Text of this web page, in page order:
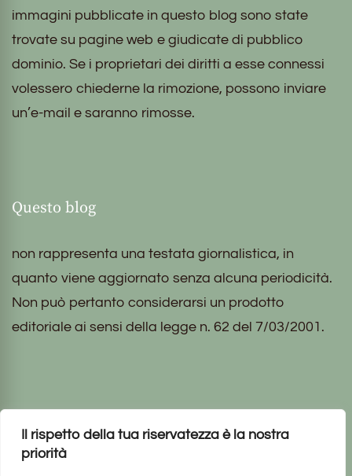
Il rispetto della tua riservatezza è la nostra
priorità
immagini pubblicate in questo blog sono state
trovate su pagine web e giudicate di pubblico
dominio. Se i proprietari dei diritti a esse connessi
volessero chiederne la rimozione, possono inviare
un’e-mail e saranno rimosse.
Questo blog
non rappresenta una testata giornalistica, in
quanto viene aggiornato senza alcuna periodicità.
Non può pertanto considerarsi un prodotto
editoriale ai sensi della legge n. 62 del 7/03/2001.